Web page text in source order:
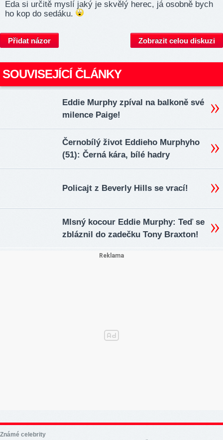
Eda si určitě myslí jaký je skvělý herec, já osobně bych
ho kop do sedáku.
Přidat názor Zobrazit celou diskuzi
SOUVISEJÍCÍ ČLÁNKY
Eddie Murphy zpíval na balkoně své
milence Paige!
Černobílý život Eddieho Murphyho
(51): Černá kára, bílé hadry
Policajt z Beverly Hills se vrací!
Mlsný kocour Eddie Murphy: Teď se
zbláznil do zadečku Tony Braxton!
Známé celebrity